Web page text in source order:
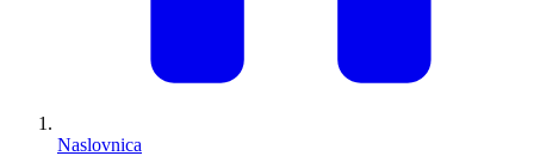
Naslovnica